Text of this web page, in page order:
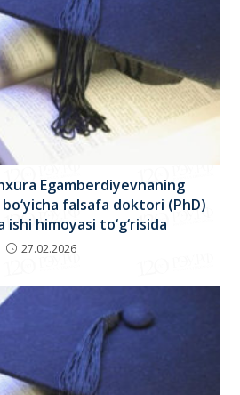
Egamberdiyevnaning
falsafa doktori (PhD)
himoyasi to‘g‘risida
27.02.2026